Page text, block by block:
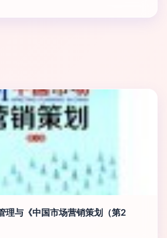
理与《中国市场营销策划（第2